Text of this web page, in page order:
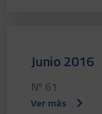
Junio 2016
Nº 61
Ver más